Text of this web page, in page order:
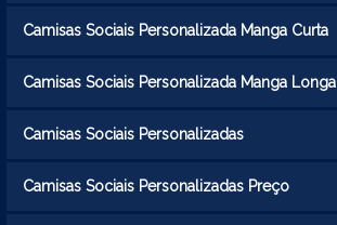
Camisas Sociais Personalizada Manga Curta
Camisas Sociais Personalizada Manga Longa
Camisas Sociais Personalizadas
Camisas Sociais Personalizadas Preço